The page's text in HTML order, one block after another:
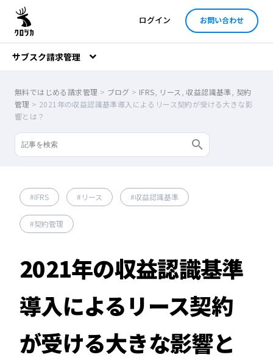
ログイン お問い合わせ
サブスク請求管理
無料ではじめる請求管理 > ブログ > IFRS, リース ,収益認識基準, 契約
管理 > 2021年の収益認識基準導入によるリース契約が受ける大きな影
響とは？
IFRS リース 収益認識基準
契約管理
2021年の収益認識基準
導入によるリース契約
が受ける大きな影響と